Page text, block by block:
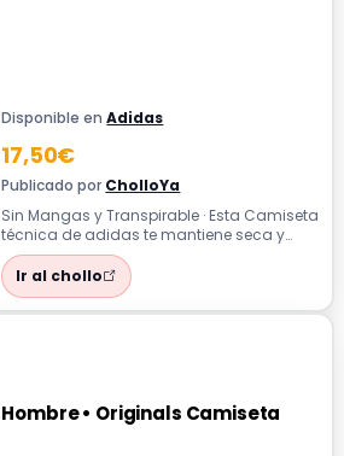
Disponible enAdidas
17,50€
Publicado por CholloYa
Sin Mangas y Transpirable · Esta Camiseta
técnica de adidas te mantiene seca y
cómoda durante el entrenamiento
gracia...
Ir al chollo
Hombre • Originals Camiseta